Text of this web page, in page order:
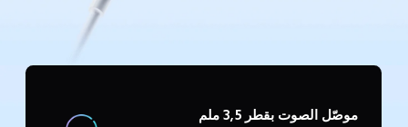
موصّل الصوت بقطر 3,5 ملم